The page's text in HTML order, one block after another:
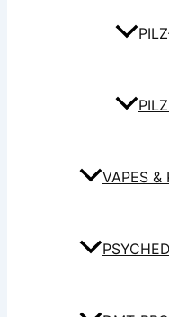
VAPES &